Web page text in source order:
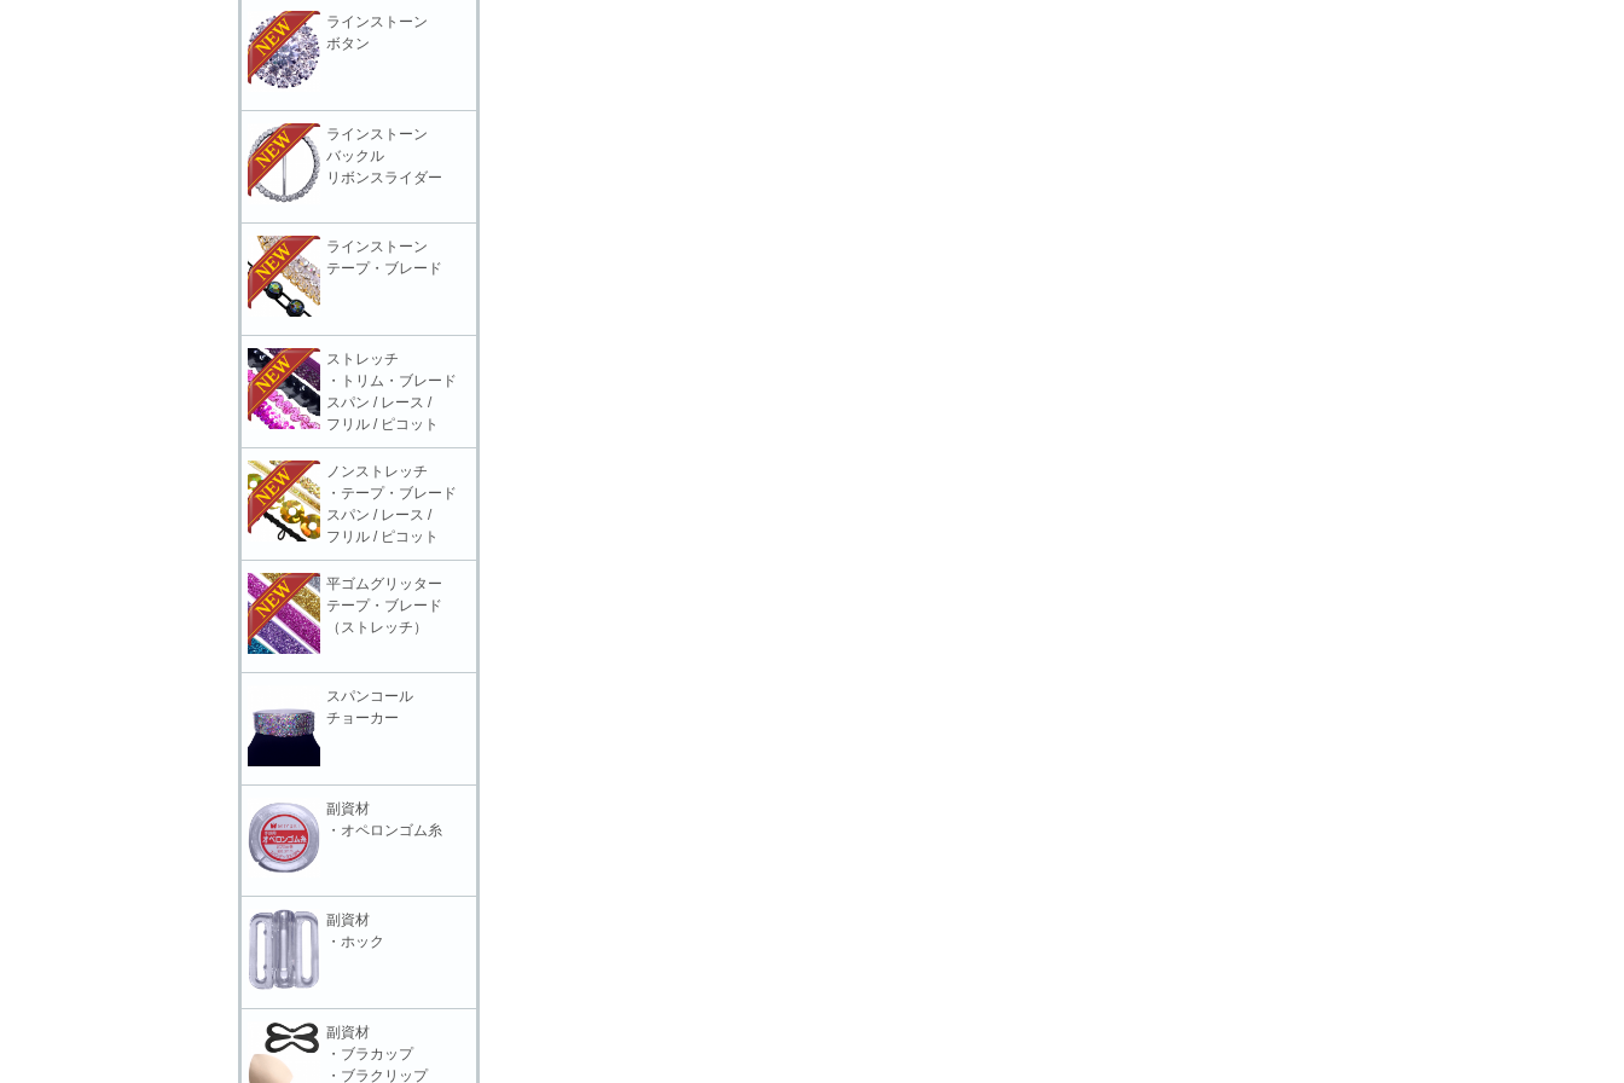
ラインストーン
ボタン
ラインストーン
バックル
リボンスライダー
ラインストーン
テープ・ブレード
ストレッチ
・トリム・ブレード
スパン / レース /
フリル / ピコット
ノンストレッチ
・テープ・ブレード
スパン / レース /
フリル / ピコット
平ゴムグリッター
テープ・ブレード
（ストレッチ）
スパンコール
チョーカー
副資材
・オペロンゴム糸
副資材
・ホック
副資材
・ブラカップ
・ブラクリップ